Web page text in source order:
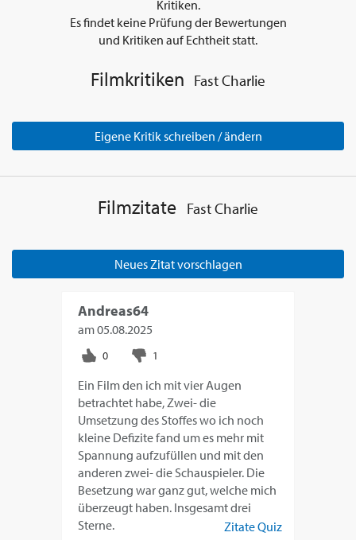
Kritiken.
Es findet keine Prüfung der Bewertungen
und Kritiken auf Echtheit statt.
Filmkritiken Fast Charlie
Eigene Kritik schreiben / ändern
Filmzitate Fast Charlie
Neues Zitat vorschlagen
Andreas64
am05.08.2025
Ein Film den ich mit vier Augen
betrachtet habe, Zwei- die
Umsetzung des Stoffes wo ich noch
kleine Defizite fand um es mehr mit
Spannung aufzufüllen und mit den
anderen zwei- die Schauspieler. Die
Besetzung war ganz gut, welche mich
überzeugt haben. Insgesamt drei
Sterne.
Zitate Quiz